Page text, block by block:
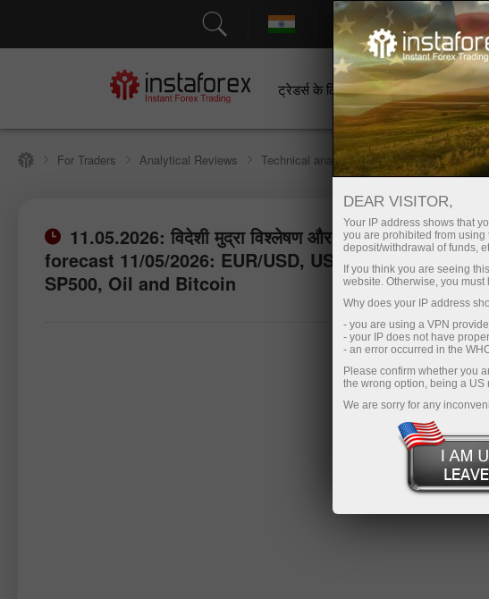
सहायता
ट्रेडर्स के लिए शुरुआती के लिए
For Traders Analytical Reviews Technical analysis
11.05.2026: विदेशी मुद्रा विश्लेषण और समीक्षा: Forex
forecast 11/05/2026: EUR/USD, USD/JPY, GBP/USD,
SP500, Oil and Bitcoin
DEAR VISITOR,
Your IP address shows that
you are prohibited from
deposit/withdrawal of funds,
If you think you are seeing
website. Otherwise, you
Why does your IP address
- you are using a VPN
- your IP does not have
- an error occurred in the
Please confirm whether you
the wrong option, being a US
We are sorry for any